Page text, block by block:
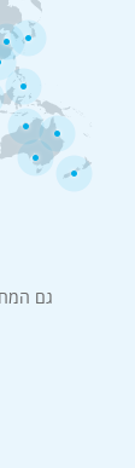
גם